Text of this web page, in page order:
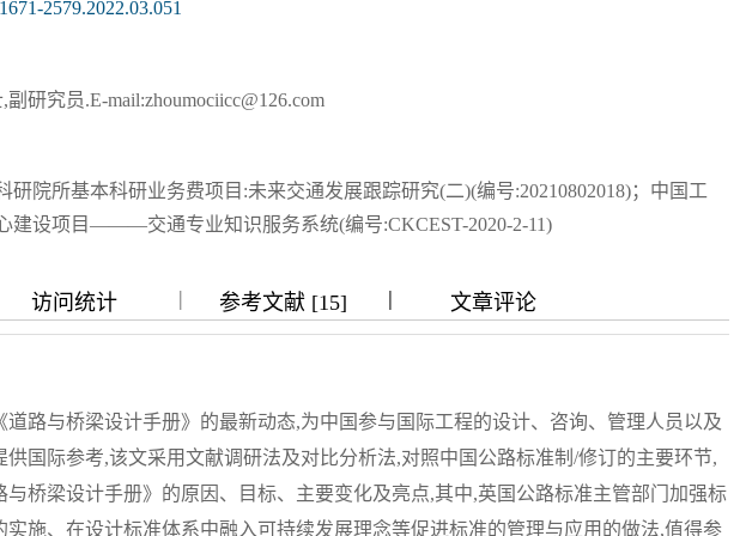
2579.2022.03.051
研究员.E-mail:zhoumociicc@126.com
研院所基本科研业务费项目:未来交通发展跟踪研究(二)(编号:20210802018)；中国工
建设项目———交通专业知识服务系统(编号:CKCEST-2020-2-11)
访问统计 | 参考文献 [15] |||| 文章评论
路与桥梁设计手册》的最新动态,为中国参与国际工程的设计、咨询、管理人员以及
国际参考,该文采用文献调研法及对比分析法,对照中国公路标准制/修订的主要环节,
与桥梁设计手册》的原因、目标、主要变化及亮点,其中,英国公路标准主管部门加强标
实施、在设计标准体系中融入可持续发展理念等促进标准的管理与应用的做法,值得参